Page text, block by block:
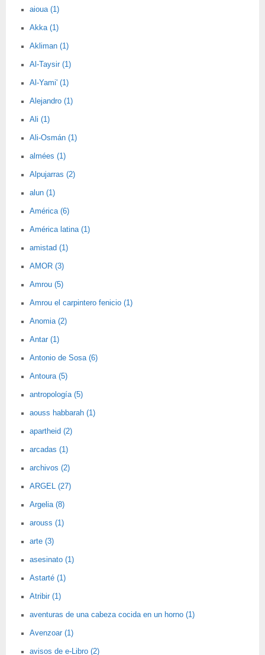
aioua (1)
Akka (1)
Akliman (1)
Al-Taysir (1)
Al-Yami' (1)
Alejandro (1)
Ali (1)
Ali-Osmán (1)
almées (1)
Alpujarras (2)
alun (1)
América (6)
América latina (1)
amistad (1)
AMOR (3)
Amrou (5)
Amrou el carpintero fenicio (1)
Anomia (2)
Antar (1)
Antonio de Sosa (6)
Antoura (5)
antropología (5)
aouss habbarah (1)
apartheid (2)
arcadas (1)
archivos (2)
ARGEL (27)
Argelia (8)
arouss (1)
arte (3)
asesinato (1)
Astarté (1)
Atribir (1)
aventuras de una cabeza cocida en un horno (1)
Avenzoar (1)
avisos de e-Libro (2)